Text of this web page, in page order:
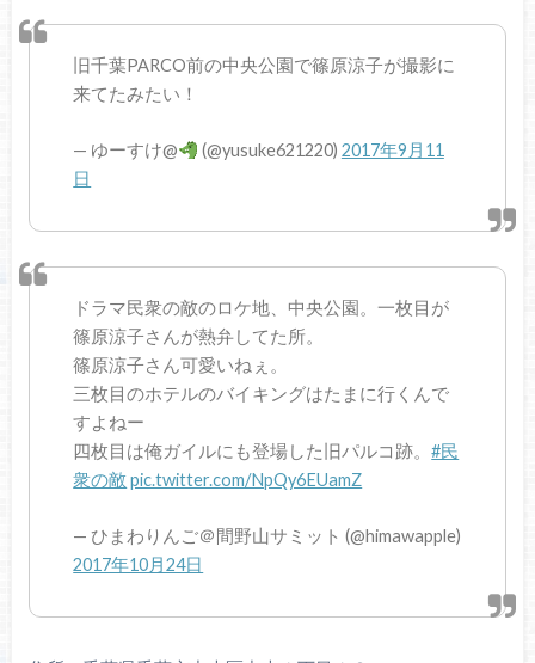
旧千葉PARCO前の中央公園で篠原涼子が撮影に
来てたみたい！
— ゆーすけ@ (@yusuke621220) 2017年9月11
日
ドラマ民衆の敵のロケ地、中央公園。一枚目が
篠原涼子さんが熱弁してた所。
篠原涼子さん可愛いねぇ。
三枚目のホテルのバイキングはたまに行くんで
すよねー
四枚目は俺ガイルにも登場した旧パルコ跡。#民
衆の敵pic.twitter.com/NpQy6EUamZ
— ひまわりんご＠間野山サミット (@himawapple)
2017年10月24日